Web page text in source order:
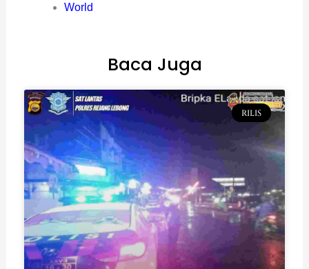
World
Baca Juga
RILIS